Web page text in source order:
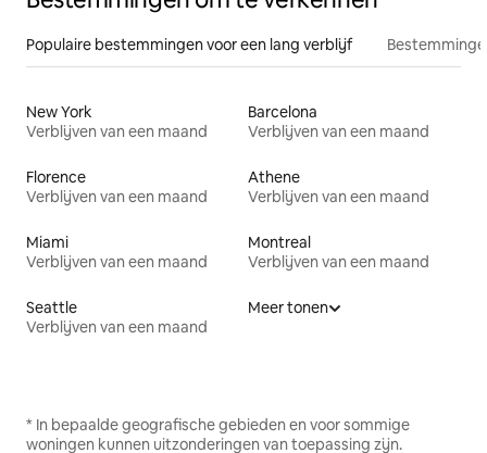
Populaire bestemmingen voor een lang verblijf
New York
Verblijven van een maand
Barcelona
Verblijven van een maand
Florence
Verblijven van een maand
Athene
Verblijven van een maand
Miami
Verblijven van een maand
Montreal
Verblijven van een maand
Seattle
Verblijven van een maand
Meer tonen
* In bepaalde geografische gebieden en voor sommige
woningen kunnen uitzonderingen van toepassing zijn.